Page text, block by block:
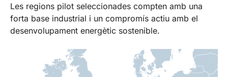
Les regions pilot seleccionades compten amb una
forta base industrial i un compromís actiu amb el
desenvolupament energètic sostenible.